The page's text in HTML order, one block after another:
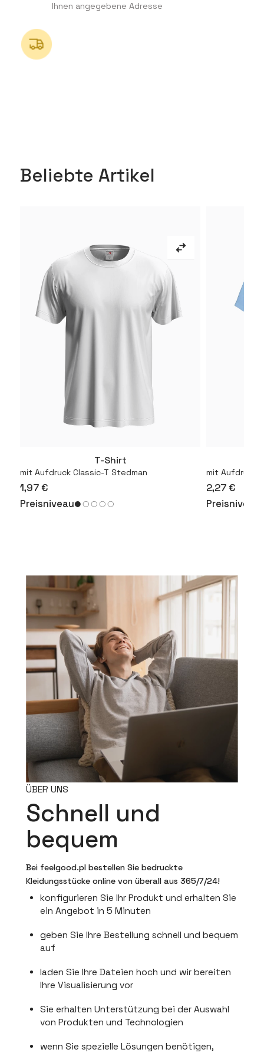
Ihnen angegebene Adresse
Beliebte Artikel
Mehr
T-Shirt
mit Aufdruck Classic-T Stedman
1,97 €
Preisniveau
mit Aufdruck
2,27 €
Preisniveau
ÜBER UNS
Schnell und
bequem
Bei feelgood.pl bestellen Sie bedruckte
Kleidungsstücke online von überall aus 365/7/24!
konfigurieren Sie Ihr Produkt und erhalten Sie
ein Angebot in 5 Minuten
geben Sie Ihre Bestellung schnell und bequem
auf
laden Sie Ihre Dateien hoch und wir bereiten
Ihre Visualisierung vor
Sie erhalten Unterstützung bei der Auswahl
von Produkten und Technologien
wenn Sie spezielle Lösungen benötigen,